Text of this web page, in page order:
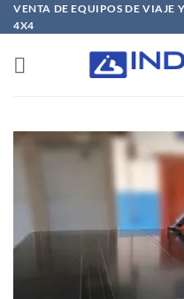
Saltar
al
contenido
VENTA DE EQUIPOS DE VIAJE
4X4